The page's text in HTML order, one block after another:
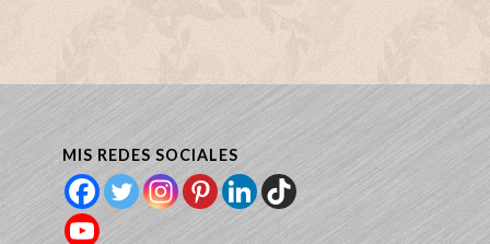
MIS REDES SOCIALES